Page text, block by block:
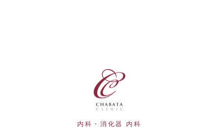
内科・消化器 内科